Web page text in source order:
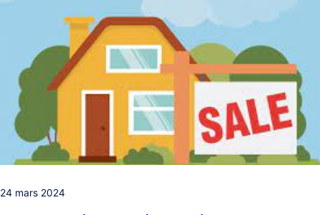
24 mars 2024